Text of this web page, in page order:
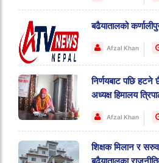
बढैयातालको
Afzal Khan
निर्णयबाट पछि हटने
अध्यक्ष हिमालय
Afzal Khan
शिक्षक मिलान र
बढैयातालका